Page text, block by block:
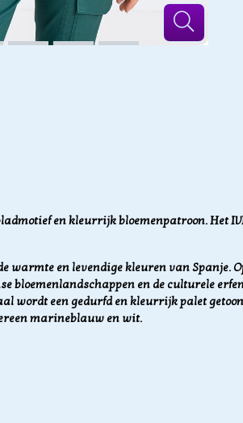
en kleurrijk bloemenpatroon. Het
warmte en levendige kleuren van Spanje.
bloemenlandschappen en de culturele
wordt een gedurfd en kleurrijk palet
marineblauw en wit.